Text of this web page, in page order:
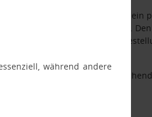
aufgenommen, aber auch ein
gerne herunterladen können.
geändert, um die
Mengen. Die
Außenbereich.
während andere